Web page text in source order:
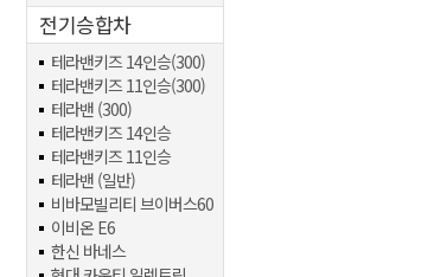
전기승합차
테라밴키즈 14인승(300)
테라밴키즈 11인승(300)
테라밴 (300)
테라밴키즈 14인승
테라밴키즈 11인승
테라밴 (일반)
비바모빌리티 브이버스60
이비온 E6
한신 바네스